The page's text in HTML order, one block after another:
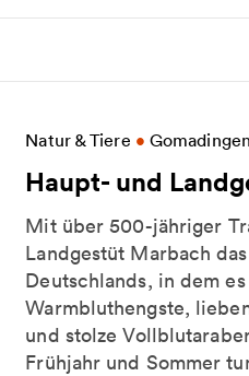
Natur & Tiere •
Haupt- und
Mit über 500-jähriger
Landgestüt Marbach
Deutschlands, in dem
Warmbluthengste,
und stolze
Frühjahr und Sommer
Weitere Informationen